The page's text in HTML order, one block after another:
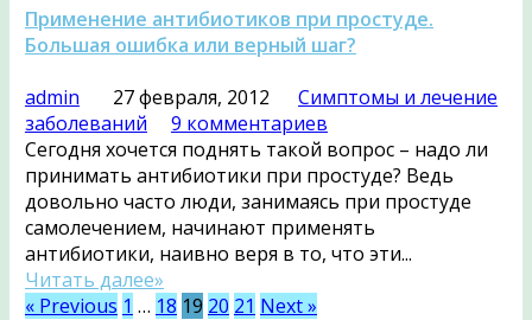
Применение антибиотиков при простуде.
Большая ошибка или верный шаг?
admin
27 февраля, 2012
Симптомы и лечение
заболеваний
9 комментариев
Сегодня хочется поднять такой вопрос – надо ли
принимать антибиотики при простуде? Ведь
довольно часто люди, занимаясь при простуде
самолечением, начинают применять
антибиотики, наивно веря в то, что эти...
Читать далее»
« Previous 1 … 18 19 20 21 Next »